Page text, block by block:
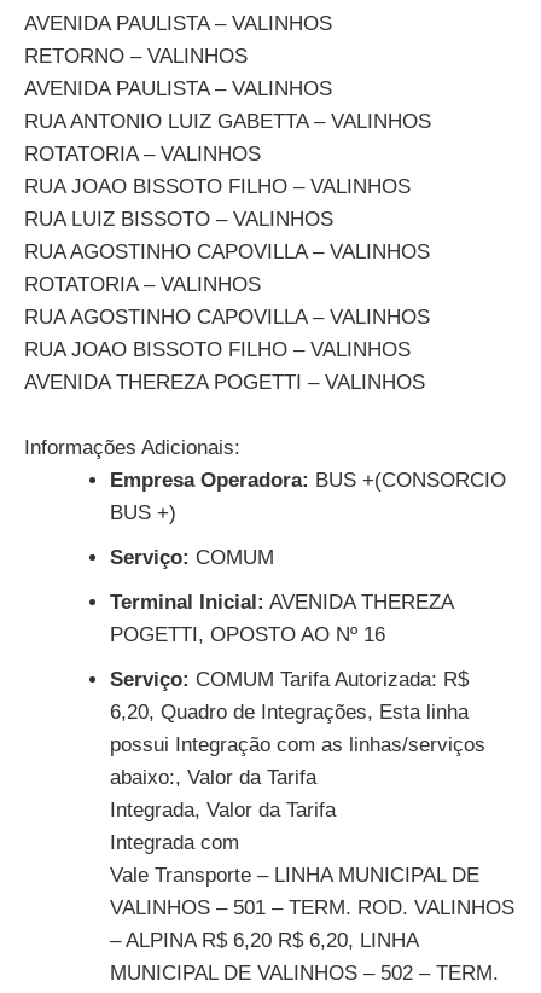
AVENIDA PAULISTA – VALINHOS
RETORNO – VALINHOS
AVENIDA PAULISTA – VALINHOS
RUA ANTONIO LUIZ GABETTA – VALINHOS
ROTATORIA – VALINHOS
RUA JOAO BISSOTO FILHO – VALINHOS
RUA LUIZ BISSOTO – VALINHOS
RUA AGOSTINHO CAPOVILLA – VALINHOS
ROTATORIA – VALINHOS
RUA AGOSTINHO CAPOVILLA – VALINHOS
RUA JOAO BISSOTO FILHO – VALINHOS
AVENIDA THEREZA POGETTI – VALINHOS
Informações Adicionais:
Empresa Operadora: BUS +(CONSORCIO
BUS +)
Serviço: COMUM
Terminal Inicial: AVENIDA THEREZA
POGETTI, OPOSTO AO Nº 16
Serviço: COMUM Tarifa Autorizada: R$
6,20, Quadro de Integrações, Esta linha
possui Integração com as linhas/serviços
abaixo:, Valor da Tarifa
Integrada, Valor da Tarifa
Integrada com
Vale Transporte – LINHA MUNICIPAL DE
VALINHOS – 501 – TERM. ROD. VALINHOS
– ALPINA R$ 6,20 R$ 6,20, LINHA
MUNICIPAL DE VALINHOS – 502 – TERM.